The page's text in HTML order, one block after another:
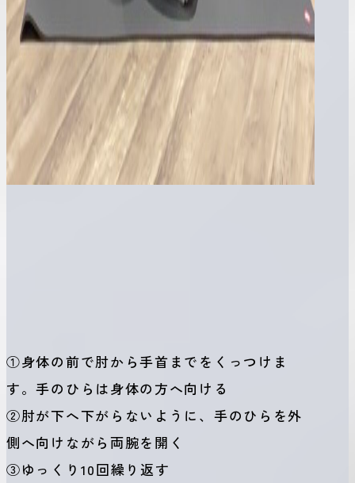
①身体の前で肘から手首までをくっつけま
す。手のひらは身体の方へ向ける
②肘が下へ下がらないように、手のひらを外
側へ向けながら両腕を開く
③ゆっくり10回繰り返す